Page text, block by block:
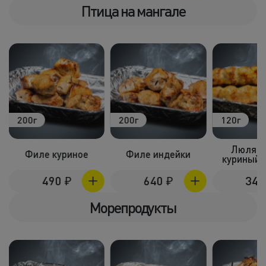
Птица на мангале
200г
Филе куриное
490 ₽
200г
Филе индейки
640 ₽
120г
Люля-
куриный
Морепродукты